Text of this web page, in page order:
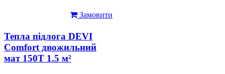
Замовити
Тепла підлога DEVI
Comfort двожильний
мат 150T 1.5 м²